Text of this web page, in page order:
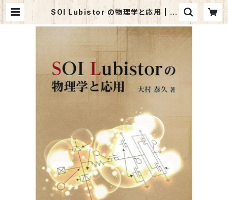
SOI Lubistor の物理学と応用 | マ
イブックス関大前店(店頭受取オーダ
ー用)